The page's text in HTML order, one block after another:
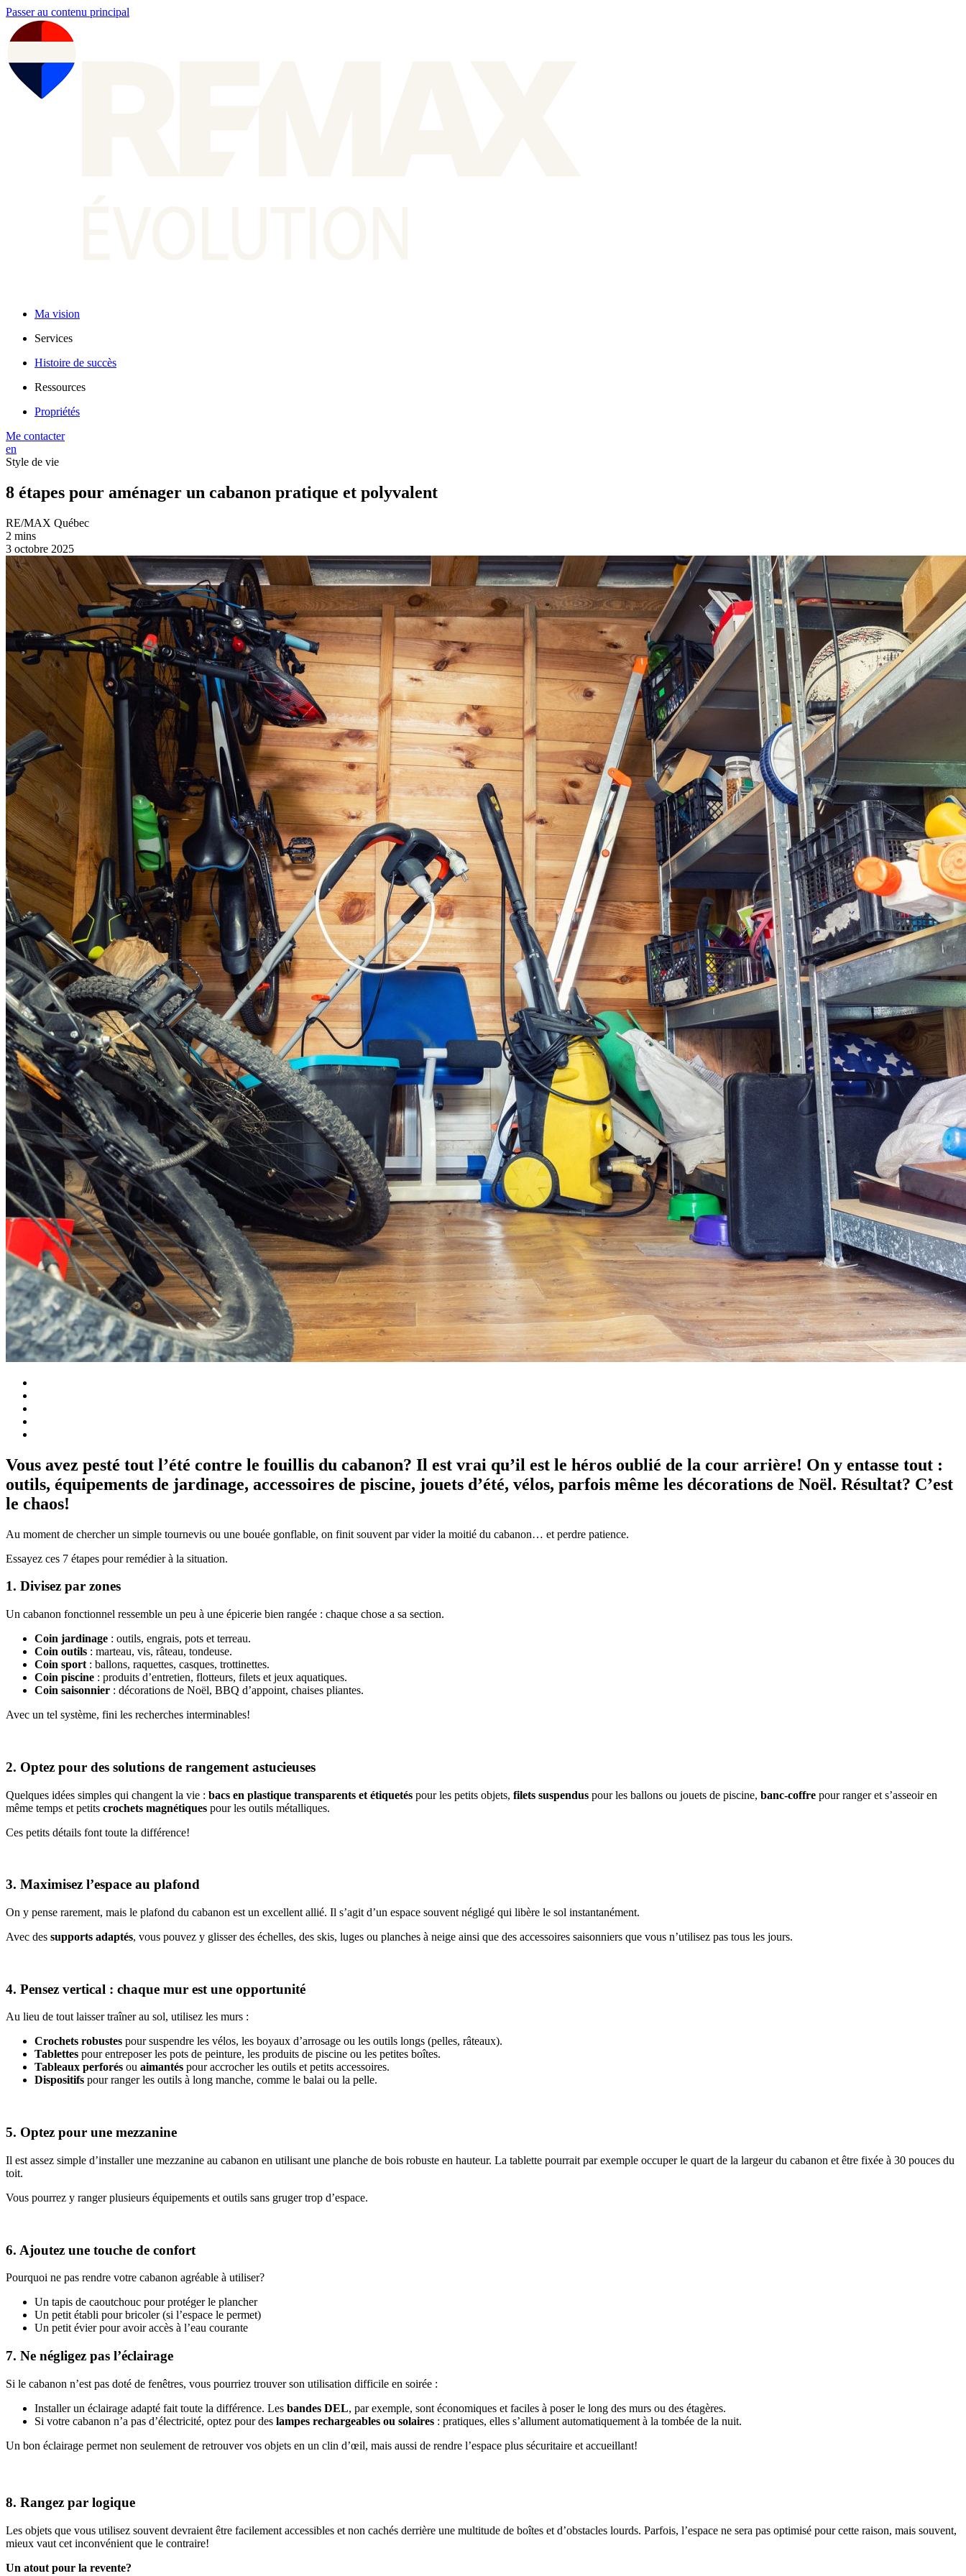
Passer au contenu principal
Ma vision
Services
Histoire de succès
Ressources
Propriétés
Me contacter
en
Style de vie
8 étapes pour aménager un cabanon pratique et polyvalent
RE/MAX Québec
2 mins
3 octobre 2025
Vous avez pesté tout l’été contre le fouillis du cabanon? Il est vrai qu’il est le héros oublié de la cour arrière! On y entasse tout :
outils, équipements de jardinage, accessoires de piscine, jouets d’été, vélos, parfois même les décorations de Noël. Résultat? C’est
le chaos!
Au moment de chercher un simple tournevis ou une bouée gonflable, on finit souvent par vider la moitié du cabanon… et perdre patience.
Essayez ces 7 étapes pour remédier à la situation.
1. Divisez par zones
Un cabanon fonctionnel ressemble un peu à une épicerie bien rangée : chaque chose a sa section.
Coin jardinage : outils, engrais, pots et terreau.
Coin outils : marteau, vis, râteau, tondeuse.
Coin sport : ballons, raquettes, casques, trottinettes.
Coin piscine : produits d’entretien, flotteurs, filets et jeux aquatiques.
Coin saisonnier : décorations de Noël, BBQ d’appoint, chaises pliantes.
Avec un tel système, fini les recherches interminables!
2. Optez pour des solutions de rangement astucieuses
Quelques idées simples qui changent la vie : bacs en plastique transparents et étiquetés pour les petits objets, filets suspendus pour les ballons ou jouets de piscine, banc-coffre pour ranger et s’asseoir en
même temps et petits crochets magnétiques pour les outils métalliques.
Ces petits détails font toute la différence!
3. Maximisez l’espace au plafond
On y pense rarement, mais le plafond du cabanon est un excellent allié. Il s’agit d’un espace souvent négligé qui libère le sol instantanément.
Avec des supports adaptés, vous pouvez y glisser des échelles, des skis, luges ou planches à neige ainsi que des accessoires saisonniers que vous n’utilisez pas tous les jours.
4. Pensez vertical : chaque mur est une opportunité
Au lieu de tout laisser traîner au sol, utilisez les murs :
Crochets robustes pour suspendre les vélos, les boyaux d’arrosage ou les outils longs (pelles, râteaux).
Tablettes pour entreposer les pots de peinture, les produits de piscine ou les petites boîtes.
Tableaux perforés ou aimantés pour accrocher les outils et petits accessoires.
Dispositifs pour ranger les outils à long manche, comme le balai ou la pelle.
5. Optez pour une mezzanine
Il est assez simple d’installer une mezzanine au cabanon en utilisant une planche de bois robuste en hauteur. La tablette pourrait par exemple occuper le quart de la largeur du cabanon et être fixée à 30 pouces du
toit.
Vous pourrez y ranger plusieurs équipements et outils sans gruger trop d’espace.
6. Ajoutez une touche de confort
Pourquoi ne pas rendre votre cabanon agréable à utiliser?
Un tapis de caoutchouc pour protéger le plancher
Un petit établi pour bricoler (si l’espace le permet)
Un petit évier pour avoir accès à l’eau courante
7. Ne négligez pas l’éclairage
Si le cabanon n’est pas doté de fenêtres, vous pourriez trouver son utilisation difficile en soirée :
Installer un éclairage adapté fait toute la différence. Les bandes DEL, par exemple, sont économiques et faciles à poser le long des murs ou des étagères.
Si votre cabanon n’a pas d’électricité, optez pour des lampes rechargeables ou solaires : pratiques, elles s’allument automatiquement à la tombée de la nuit.
Un bon éclairage permet non seulement de retrouver vos objets en un clin d’œil, mais aussi de rendre l’espace plus sécuritaire et accueillant!
8. Rangez par logique
Les objets que vous utilisez souvent devraient être facilement accessibles et non cachés derrière une multitude de boîtes et d’obstacles lourds. Parfois, l’espace ne sera pas optimisé pour cette raison, mais souvent,
mieux vaut cet inconvénient que le contraire!
Un atout pour la revente?